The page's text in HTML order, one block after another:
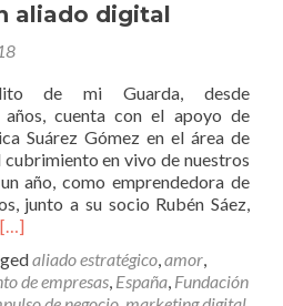
aliado digital
de mi Guarda, desde
años, cuenta con el apoyo de
Suárez Gómez en el área de
en vivo de nuestros
año, como emprendedora de
junto a su socio Rubén Sáez,
Read
about
Tándem
[…]
aliado estratégico,amor,
de empresas, España, Fundación